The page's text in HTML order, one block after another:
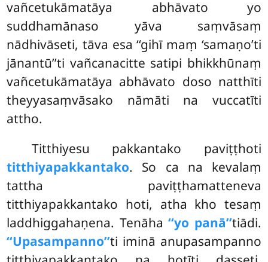
vañcetukāmatāya abhāvato yo
suddhamānaso yāva saṃvāsaṃ
nādhivāseti, tāva esa ‘‘gihī maṃ ‘samaṇo’ti
jānantū’’ti vañcanacitte satipi bhikkhūnaṃ
vañcetukāmatāya abhāvato doso natthīti
theyyasaṃvāsako nāmāti na vuccatīti
attho.
Titthiyesu pakkantako paviṭṭhoti
titthiyapakkantako. So ca na kevalaṃ
tattha paviṭṭhamatteneva
titthiyapakkantako hoti, atha kho tesaṃ
laddhiggahaṇena. Tenāha‘‘yo panā’’tiādi.
‘‘Upasampanno’’ti iminā anupasampanno